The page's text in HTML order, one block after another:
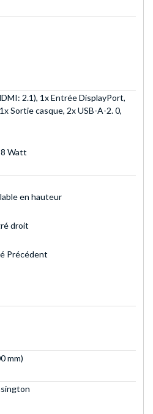
2.1), 1x Entrée DisplayPort,
Sortie casque, 2x USB-A-2. 0,
Watt
en hauteur
droit
Précédent
mm)